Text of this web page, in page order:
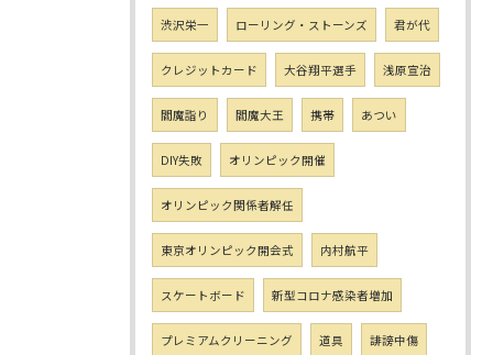
渋沢栄一 ローリング・ストーンズ 君が代
クレジットカード 大谷翔平選手 浅原宣治
閻魔詣り 閻魔大王 携帯 あつい
DIY失敗 オリンピック開催
オリンピック関係者解任
東京オリンピック開会式 内村航平
スケートボード 新型コロナ感染者増加
プレミアムクリーニング 道具 誹謗中傷